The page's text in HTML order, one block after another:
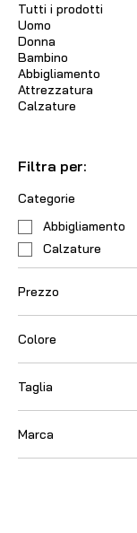
Tutti i prodotti
Uomo
Donna
Bambino
Abbigliamento
Attrezzatura
Calzature
Filtra per:
Categorie
Abbigliamento
Calzature
Prezzo
22 €
Colore
Amethyst
Arancio
Azzurro
Blu
Giallo
Taglia
35-36
37-38
39-40
Marca
Falke